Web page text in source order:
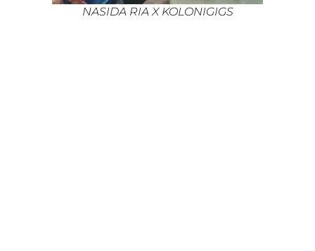
NASIDA RIA X KOLONIGIGS